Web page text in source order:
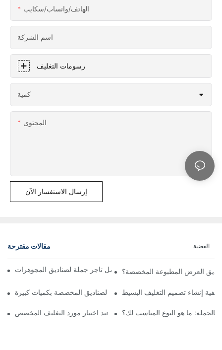
الهاتف/واتساب/سكايب
اسم الشركة
رسومات التغليف
كمية
المحتوى
إرسال الاستفسار الآن
مقالات مقترحة القضية
فتح عجائب البيع بالجملة: اكتشف أفضل تاجر جملة لصناديق المجوهرات
العرض المطبوعة المخصصة؟
فوائد شراء الصناديق المخصصة بكميات كبيرةكيفية إنشاء تصميم التغليف البسيط
اعتبارات عند اختيار مورد التغليف المخصصبالجملة: ما هو النوع المناسب لك؟